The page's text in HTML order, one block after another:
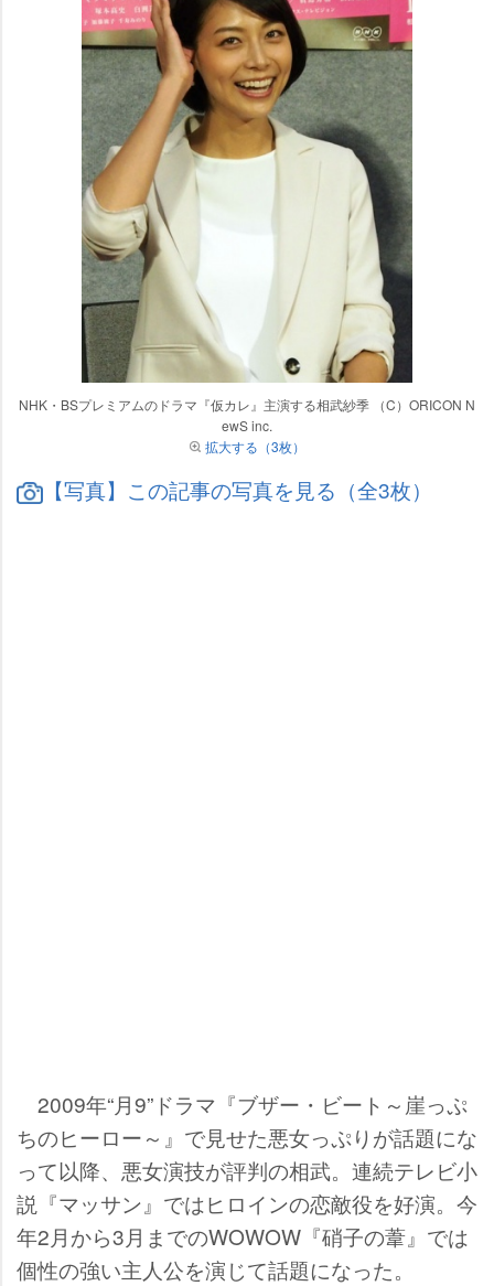
NHK・BSプレミアムのドラマ『仮カレ』主演する相武紗季 （C）ORICON N
ewS inc.
拡大する（3枚）
【写真】この記事の写真を見る（全3枚）
2009年“月9”ドラマ『ブザー・ビート～崖っぷ
ちのヒーロー～』で見せた悪女っぷりが話題にな
って以降、悪女演技が評判の相武。連続テレビ小
説『マッサン』ではヒロインの恋敵役を好演。今
年2月から3月までのWOWOW『硝子の葦』では
個性の強い主人公を演じて話題になった。